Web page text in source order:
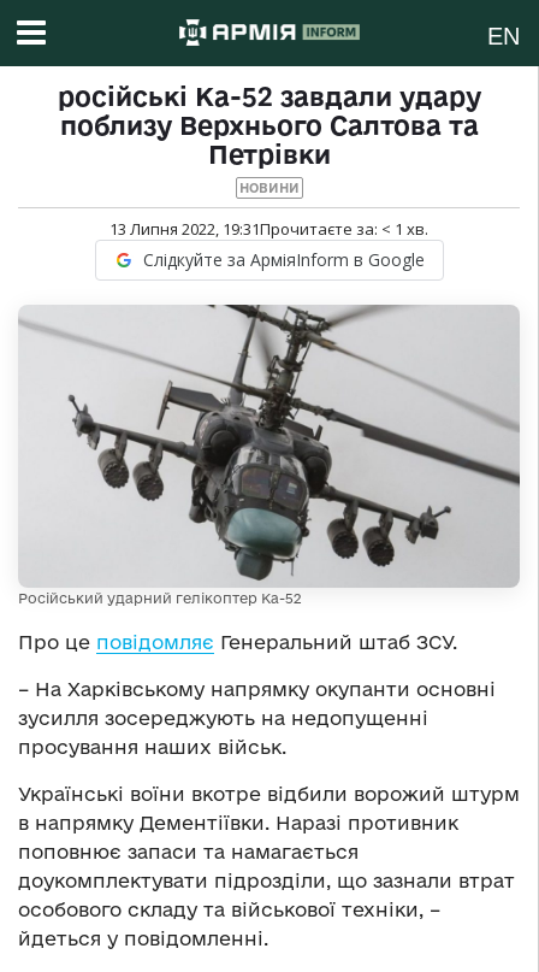
EN
російські Ка-52 завдали удару
поблизу Верхнього Салтова та
Петрівки
НОВИНИ
13 Липня 2022, 19:31Прочитаєте за: < 1 хв.
Слідкуйте за АрміяInform в Google
Російський ударний гелікоптер Ка-52
Про це повідомляє Генеральний штаб ЗСУ.
– На Харківському напрямку окупанти основні
зусилля зосереджують на недопущенні
просування наших військ.
Українські воїни вкотре відбили ворожий штурм
в напрямку Дементіївки. Наразі противник
поповнює запаси та намагається
доукомплектувати підрозділи, що зазнали втрат
особового складу та військової техніки, –
йдеться у повідомленні.